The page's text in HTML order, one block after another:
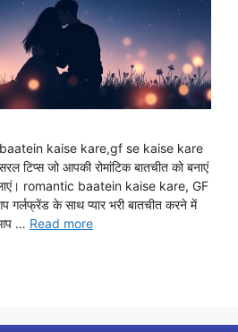
baatein kaise kare,gf se kaise kare
टिप्स जो आपकी रोमांटिक बातचीत को बनाएं
लाएं। romantic baatein kaise kare, GF
के साथ प्यार भरी बातचीत करने में
… Read more